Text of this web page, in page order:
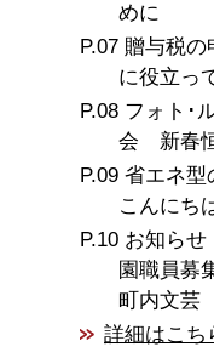
めに
贈与税
に役立っ
フォト･
会 新春
省エネ
こんにち
お知ら
園職員
町内文芸
詳細はこち